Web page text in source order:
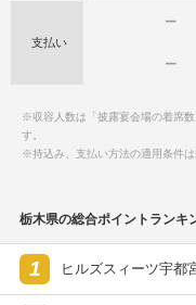
支払い
ー
ー
※収容人数は「披露宴会場の着席
す。
※持込み、支払い方法の適用条件は
栃木県の総合ポイントランキ
1 ヒルズスィーツ宇都